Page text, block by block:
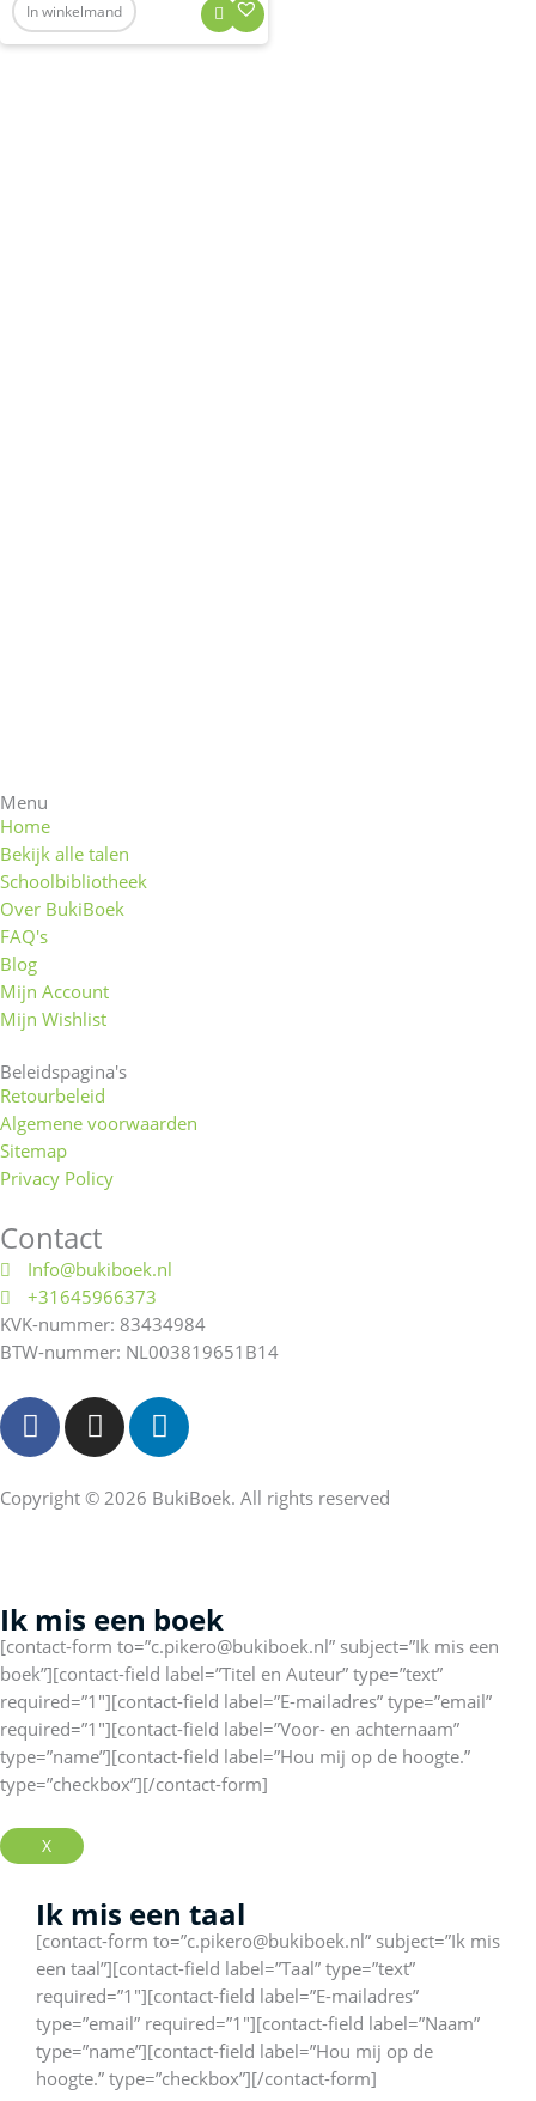
In winkelmand
Menu
Home
Bekijk alle talen
Schoolbibliotheek
Over BukiBoek
FAQ's
Blog
Mijn Account
Mijn Wishlist
Beleidspagina's
Retourbeleid
Algemene voorwaarden
Sitemap
Privacy Policy
Contact
Info@bukiboek.nl
+31645966373
KVK-nummer: 83434984
BTW-nummer: NL003819651B14
F
a
c
e
k
-
f
I
n
s
t
a
m
L
i
n
k
n
Copyright © 2026 BukiBoek. All rights reserved
Ik mis een boek
[contact-form to=”c.pikero@bukiboek.nl” subject=”Ik mis een
boek”][contact-field label=”Titel en Auteur” type=”text”
required=”1″][contact-field label=”E-mailadres” type=”email”
required=”1″][contact-field label=”Voor- en achternaam”
type=”name”][contact-field label=”Hou mij op de hoogte.”
type=”checkbox”][/contact-form]
X
Ik mis een taal
[contact-form to=”c.pikero@bukiboek.nl” subject=”Ik mis
een taal”][contact-field label=”Taal” type=”text”
required=”1″][contact-field label=”E-mailadres”
type=”email” required=”1″][contact-field label=”Naam”
type=”name”][contact-field label=”Hou mij op de
hoogte.” type=”checkbox”][/contact-form]